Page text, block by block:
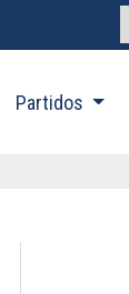
Partidos